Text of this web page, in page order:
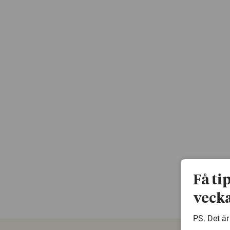
Få
PS. Det